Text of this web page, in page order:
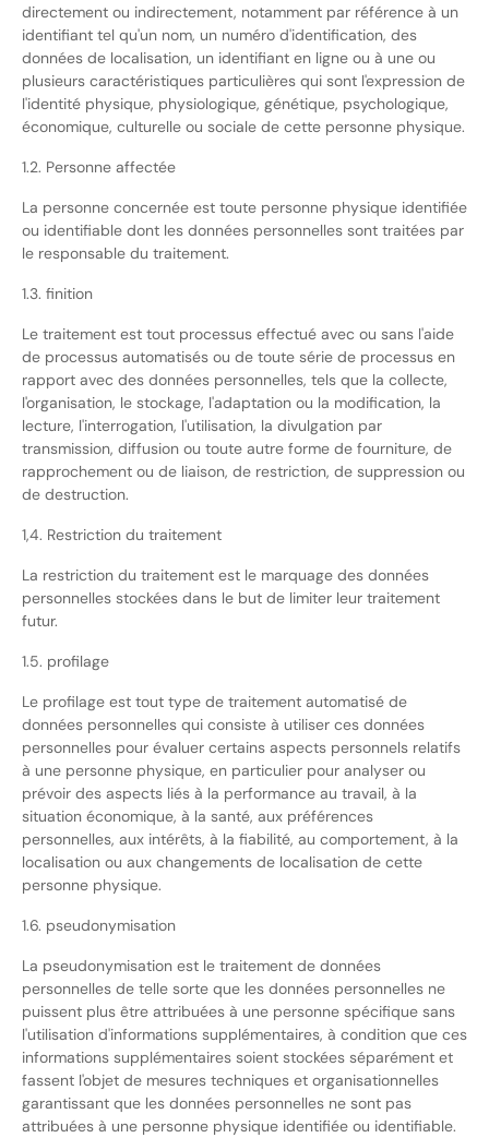
directement ou indirectement, notamment par référence à un
identifiant tel qu'un nom, un numéro d'identification, des
données de localisation, un identifiant en ligne ou à une ou
plusieurs caractéristiques particulières qui sont l'expression de
l'identité physique, physiologique, génétique, psychologique,
économique, culturelle ou sociale de cette personne physique.
1.2. Personne affectée
La personne concernée est toute personne physique identifiée
ou identifiable dont les données personnelles sont traitées par
le responsable du traitement.
1.3. finition
Le traitement est tout processus effectué avec ou sans l'aide
de processus automatisés ou de toute série de processus en
rapport avec des données personnelles, tels que la collecte,
l'organisation, le stockage, l'adaptation ou la modification, la
lecture, l'interrogation, l'utilisation, la divulgation par
transmission, diffusion ou toute autre forme de fourniture, de
rapprochement ou de liaison, de restriction, de suppression ou
de destruction.
1,4. Restriction du traitement
La restriction du traitement est le marquage des données
personnelles stockées dans le but de limiter leur traitement
futur.
1.5. profilage
Le profilage est tout type de traitement automatisé de
données personnelles qui consiste à utiliser ces données
personnelles pour évaluer certains aspects personnels relatifs
à une personne physique, en particulier pour analyser ou
prévoir des aspects liés à la performance au travail, à la
situation économique, à la santé, aux préférences
personnelles, aux intérêts, à la fiabilité, au comportement, à la
localisation ou aux changements de localisation de cette
personne physique.
1.6. pseudonymisation
La pseudonymisation est le traitement de données
personnelles de telle sorte que les données personnelles ne
puissent plus être attribuées à une personne spécifique sans
l'utilisation d'informations supplémentaires, à condition que ces
informations supplémentaires soient stockées séparément et
fassent l'objet de mesures techniques et organisationnelles
garantissant que les données personnelles ne sont pas
attribuées à une personne physique identifiée ou identifiable.